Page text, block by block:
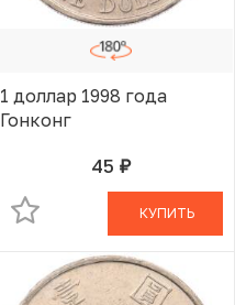
1 доллар 1998 года
Гонконг
45 руб.В КОРЗИНЕ
КУПИТЬ